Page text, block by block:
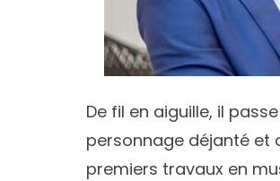
De fil en aiguille, il
personnage déjanté et
premiers travaux en